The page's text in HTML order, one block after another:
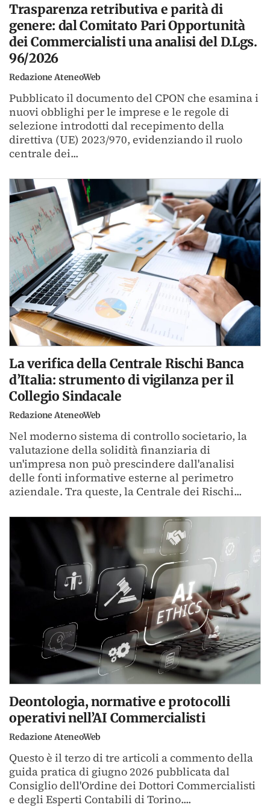
Trasparenza retributiva e parità di
genere: dal Comitato Pari Opportunità
dei Commercialisti una analisi del D.Lgs.
96/2026
Redazione AteneoWeb
Pubblicato il documento del CPON che esamina i
nuovi obblighi per le imprese e le regole di
selezione introdotti dal recepimento della
direttiva (UE) 2023/970, evidenziando il ruolo
centrale dei...
La verifica della Centrale Rischi Banca
d’Italia: strumento di vigilanza per il
Collegio Sindacale
Redazione AteneoWeb
Nel moderno sistema di controllo societario, la
valutazione della solidità finanziaria di
un'impresa non può prescindere dall'analisi
delle fonti informative esterne al perimetro
aziendale. Tra queste, la Centrale dei Rischi...
Deontologia, normative e protocolli
operativi nell’AI Commercialisti
Redazione AteneoWeb
Questo è il terzo di tre articoli a commento della
guida pratica di giugno 2026 pubblicata dal
Consiglio dell'Ordine dei Dottori Commercialisti
e degli Esperti Contabili di Torino....